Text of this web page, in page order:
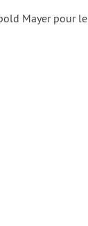
Mayer pour le